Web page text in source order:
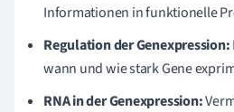
Informationen in funktionelle
Regulation der Genexpression:
wann und wie stark Gene
RNA in der Genexpression: